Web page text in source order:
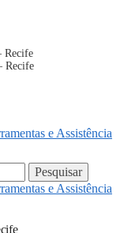
Recife
Recife
Pesquisar
Pesquisar